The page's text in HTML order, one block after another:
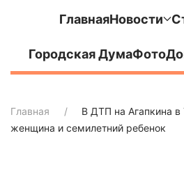
ГлавнаяНовости
Городская ДумаФото
Главная
В ДТП на Агапкина
женщина и семилетний ребенок